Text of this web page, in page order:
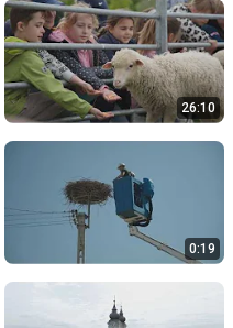
26:10
0:19